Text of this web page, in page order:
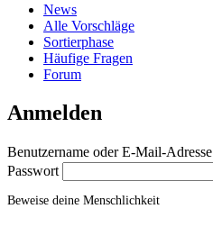
Zum
Inhalt
springen
News
Alle Vorschläge
Sortierphase
Häufige Fragen
Forum
Anmelden
Benutzername oder E-Mail-Adresse
Passwort
Beweise deine Menschlichkeit